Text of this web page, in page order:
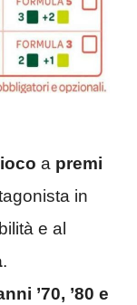
a premi
in
e al
.
’70, ’80 e